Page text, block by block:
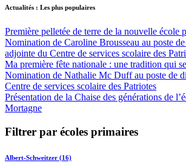
Actualités : Les plus populaires
Première pelletée de terre de la nouvelle école
Nomination de Caroline Brousseau au poste
adjointe du Centre de services scolaire des
Ma première fête nationale : une tradition qui
Nomination de Nathalie Mc Duff au poste de
Centre de services scolaire des Patriotes
Présentation de la Chaise des générations de
Mortagne
Filtrer par écoles primaires
Albert-Schweitzer (16)